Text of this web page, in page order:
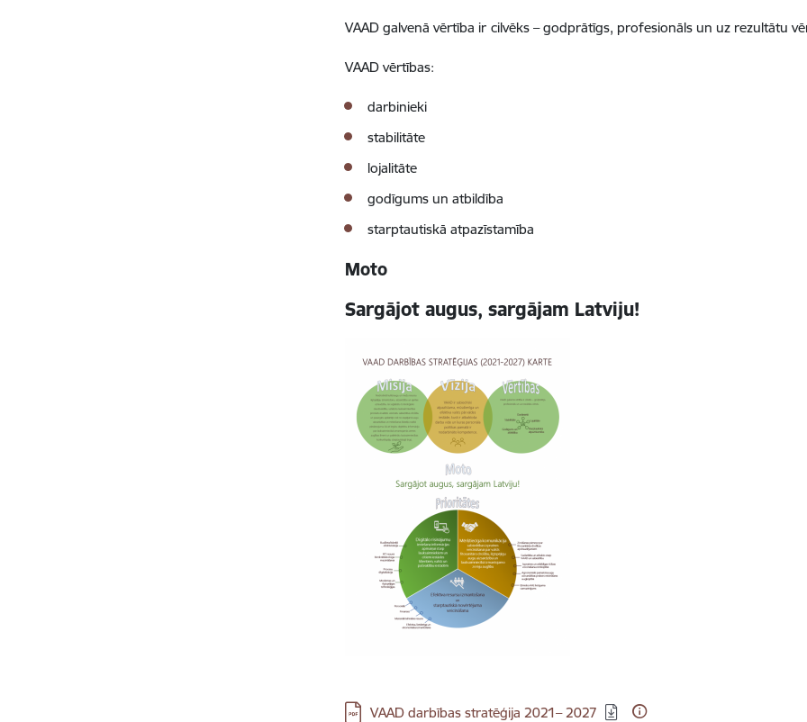
VAAD galvenā vērtība ir cilvēks – godprātīgs, profesionāls un uz rezultātu
VAAD vērtības:
darbinieki
stabilitāte
lojalitāte
godīgums un atbildība
starptautiskā atpazīstamība
Moto
Sargājot augus, sargājam Latviju!
Lejupielādēt:
VAAD darbības stratēģija 2021– 2027